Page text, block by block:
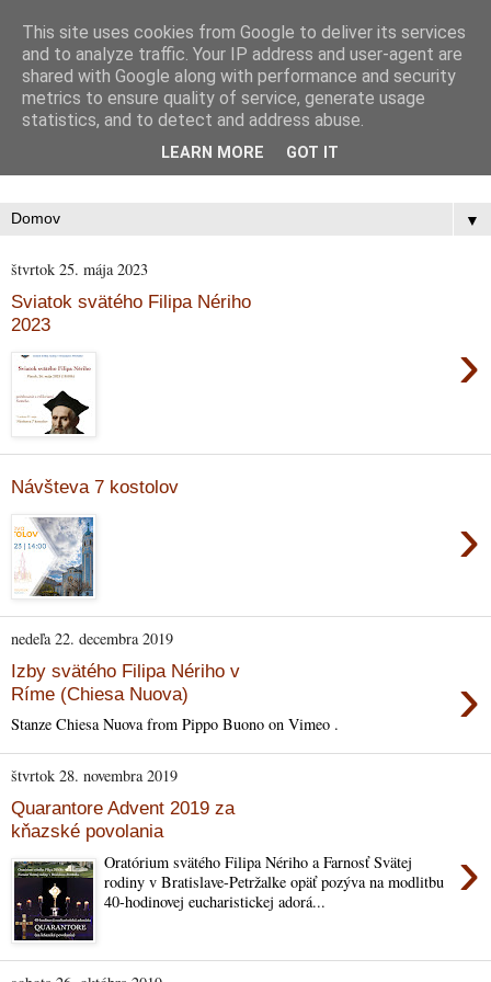
Oratórium svätého Filipa
Nériho
▼
štvrtok 25. mája 2023
Sviatok svätého Filipa Nériho
2023
›
Návšteva 7 kostolov
›
nedeľa 22. decembra 2019
Izby svätého Filipa Nériho v
Ríme (Chiesa Nuova)
›
Stanze Chiesa Nuova from Pippo Buono on Vimeo .
štvrtok 28. novembra 2019
Quarantore Advent 2019 za
kňazské povolania
›
Oratórium svätého Filipa Nériho a Farnosť Svätej
rodiny v Bratislave-Petržalke opäť pozýva na modlitbu
40-hodinovej eucharistickej adorá...
This site uses cookies from Google to deliver its services
and to analyze traffic. Your IP address and user-agent are
shared with Google along with performance and security
metrics to ensure quality of service, generate usage
statistics, and to detect and address abuse.
LEARN MORE GOT IT